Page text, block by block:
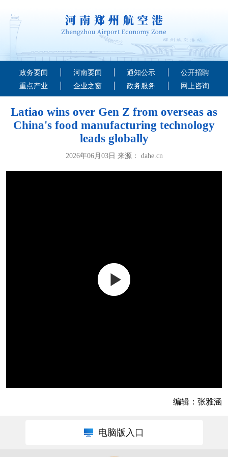
政务要闻 河南要闻 通知公示
公开招聘
重点产业
企业之窗 政务服务 网上咨询
Latiao wins over Gen Z from overseas as
China's food manufacturing technology
leads globally
2026年06月03日 来源： dahe.cn
编辑：张雅涵
电脑版入口